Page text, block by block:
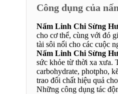
Công dụng của
Nấm Linh Chi Sừng
cho cơ thể, cùng với đó
tài sôi nổi cho các cuộc
Nấm Linh Chi Sừng
sức khỏe từ thời xa xưa.
carbohydrate, photpho,
trao đổi chất hiệu quả
Những công dụng tác